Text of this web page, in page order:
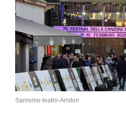
Sanremo-teatro-Ariston